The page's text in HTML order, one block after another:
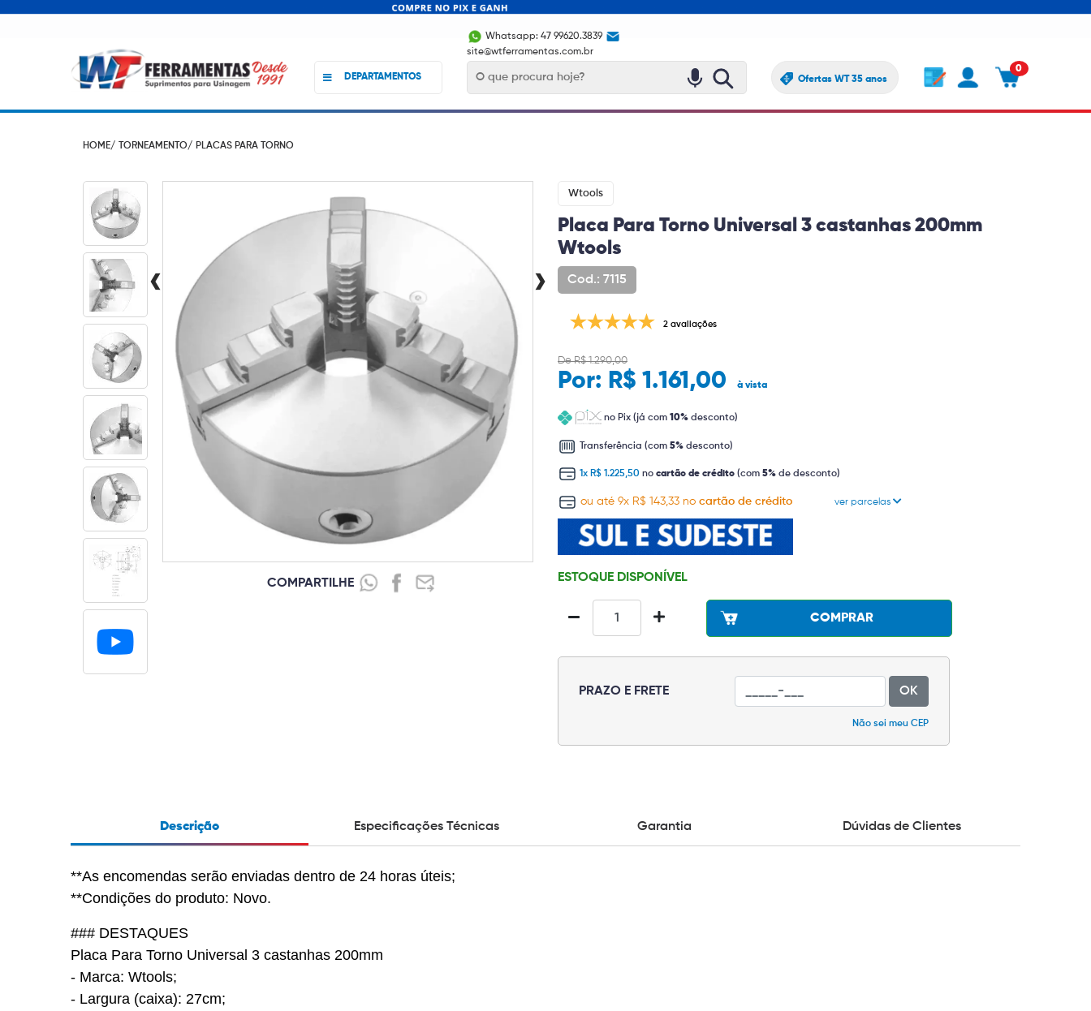
DEPARTAMENTOS
Whatsapp: 47 99620.3839
site@wtferramentas.com.br
Ofertas WT 35 anos
0
HOME/ TORNEAMENTO/ PLACAS PARA TORNO
‹ ›
COMPARTILHE
Wtools
Placa Para Torno Universal 3 castanhas 200mm
Wtools
Cod.: 7115
2 avaliações
De R$ 1.290,00
Por: R$ 1.161,00 à vista
no Pix (já com 10% desconto)
Transferência (com 5% desconto)
1x R$ 1.225,50 no cartão de crédito (com 5% de desconto)
ou até 9x R$ 143,33 no cartão de crédito ver parcelas
ESTOQUE DISPONÍVEL
COMPRAR
PRAZO E FRETE OK
Não sei meu CEP
Descrição Especificações Técnicas Garantia Dúvidas de Clientes
**As encomendas serão enviadas dentro de 24 horas úteis;
**Condições do produto: Novo.
### DESTAQUES
Placa Para Torno Universal 3 castanhas 200mm
- Marca: Wtools;
- Largura (caixa): 27cm;